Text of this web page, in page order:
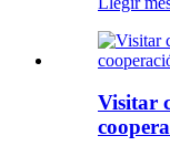
Visitar